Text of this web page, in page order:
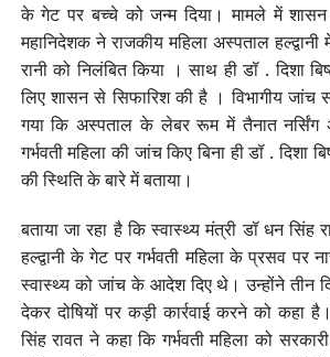
के गेट पर बच्चे को जन्म दिया। मामले में शासन
महानिदेशक ने राजकीय महिला अस्पताल हल्द्वानी
रानी को निलंबित किया । साथ ही डॉ . दिशा
लिए शासन से सिफारिश की है । विभागीय जांच
गया कि अस्पताल के लेबर रूम में तैनात नर्सिंग
गर्भवती महिला की जांच किए बिना ही डॉ . दिशा
की स्थिति के बारे में बताया।
बताया जा रहा है कि स्वास्थ्य मंत्री डॉ धन सिंह
हल्द्वानी के गेट पर गर्भवती महिला के प्रसव पर
स्वास्थ्य को जांच के आदेश दिए थे। उन्होंने तीन
देकर दोषियों पर कड़ी कार्रवाई करने को कहा
सिंह रावत ने कहा कि गर्भवती महिला को